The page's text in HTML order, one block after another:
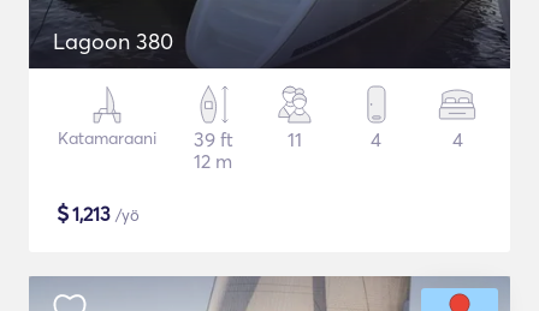
Lagoon 380
Katamaraani
39 ft
12 m
11 4 4
$1,213 /yö